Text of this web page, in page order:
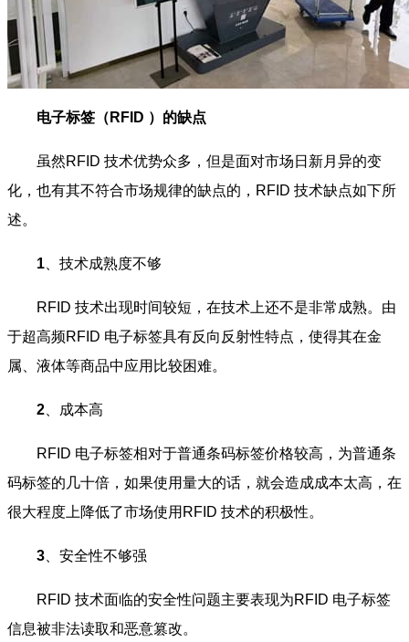
电子标签（RFID ）的缺点
虽然RFID 技术优势众多，但是面对市场日新月异的变
化，也有其不符合市场规律的缺点的，RFID 技术缺点如下所
述。
1 、技术成熟度不够
RFID 技术出现时间较短，在技术上还不是非常成熟。由
于超高频RFID 电子标签具有反向反射性特点，使得其在金
属、液体等商品中应用比较困难。
2 、成本高
RFID 电子标签相对于普通条码标签价格较高，为普通条
码标签的几十倍，如果使用量大的话，就会造成成本太高，在
很大程度上降低了市场使用RFID 技术的积极性。
3 、安全性不够强
RFID 技术面临的安全性问题主要表现为RFID 电子标签
信息被非法读取和恶意篡改。